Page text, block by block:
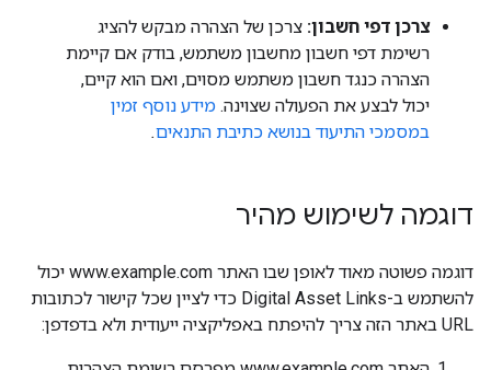
צרכן דפי חשבון: צרכן של הצהרה מבקש להציג
רשימת דפי חשבון מחשבון משתמש, בודק אם קיימת
הצהרה כנגד חשבון משתמש מסוים, ואם הוא קיים,
יכול לבצע את הפעולה שצוינה. מידע נוסף זמין
במסמכי התיעוד בנושא כתיבת התנאים.
דוגמה לשימוש מהיר
דוגמה פשוטה מאוד לאופן שבו האתר www.example.com יכול
להשתמש ב-Digital Asset Links כדי לציין שכל קישור לכתובות
URL באתר הזה צריך להיפתח באפליקציה ייעודית ולא בדפדפן: